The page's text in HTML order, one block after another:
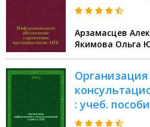
Арзамасцев
Якимова Ольга
: учеб.
обучающихся